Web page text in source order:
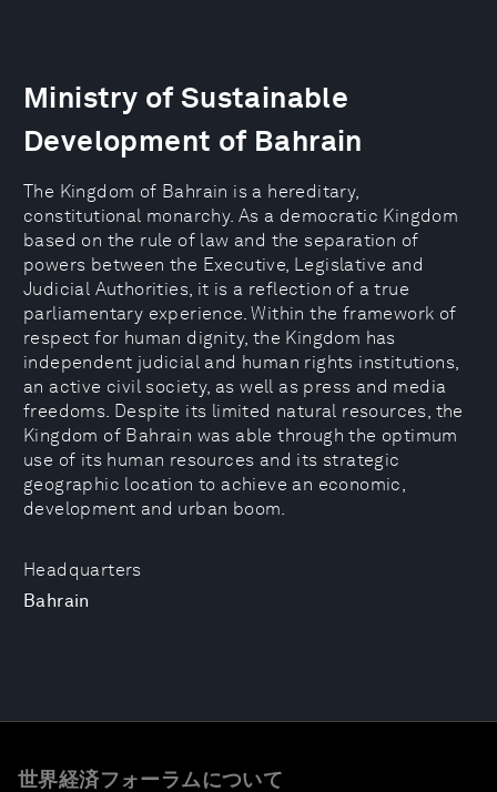
Headquarters
Bahrain
Ministry of Sustainable
Development of Bahrain
The Kingdom of Bahrain is a hereditary,
constitutional monarchy. As a democratic Kingdom
based on the rule of law and the separation of
powers between the Executive, Legislative and
Judicial Authorities, it is a reflection of a true
parliamentary experience. Within the framework of
respect for human dignity, the Kingdom has
independent judicial and human rights institutions,
an active civil society, as well as press and media
freedoms. Despite its limited natural resources, the
Kingdom of Bahrain was able through the optimum
use of its human resources and its strategic
geographic location to achieve an economic,
development and urban boom.
世界経済フォーラムについて